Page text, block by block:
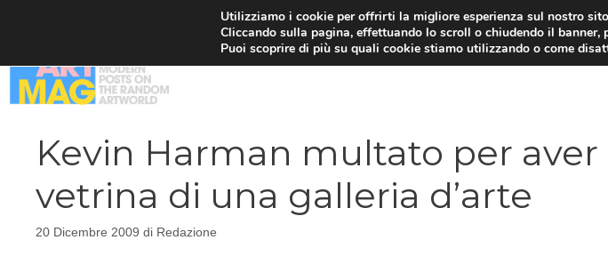
Kevin Harman multato per aver
vetrina di una galleria d’arte
20 Dicembre 2009 di Redazione
Utilizziamo i cookie per offrirti la migliore esperienza sul nostro
Cliccando sulla pagina, effettuando lo scroll o chiudendo il
Puoi scoprire di più su quali cookie stiamo utilizzando o come